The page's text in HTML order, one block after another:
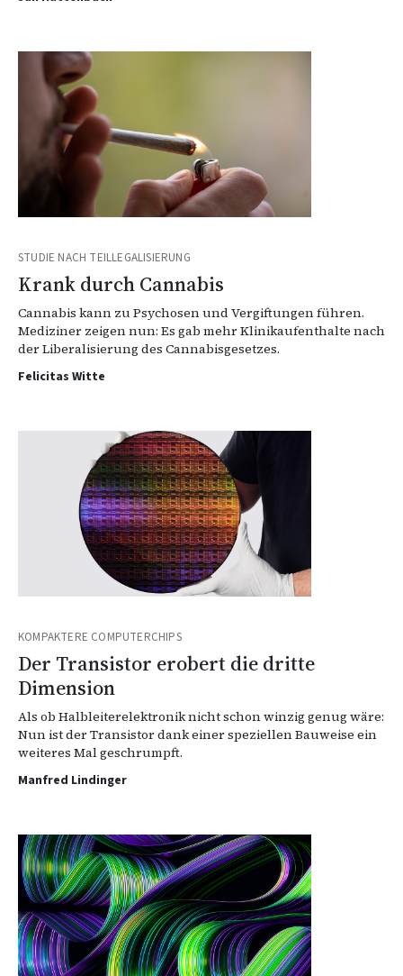
STUDIE NACH TEILLEGALISIERUNG
Krank durch Cannabis
Cannabis kann zu Psychosen und Vergiftungen führen.
Mediziner zeigen nun: Es gab mehr Klinikaufenthalte nach
der Liberalisierung des Cannabisgesetzes.
Felicitas Witte
KOMPAKTERE COMPUTERCHIPS
Der Transistor erobert die dritte
Dimension
Als ob Halbleiterelektronik nicht schon winzig genug wäre:
Nun ist der Transistor dank einer speziellen Bauweise ein
weiteres Mal geschrumpft.
Manfred Lindinger